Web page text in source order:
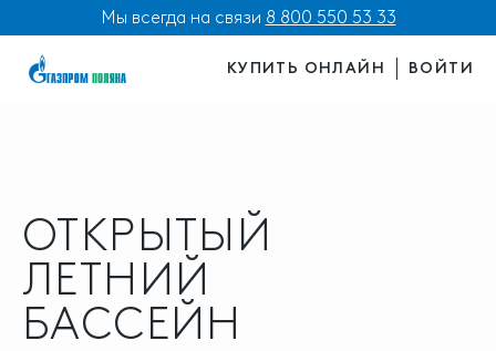
Мы всегда на связи 8 800 550 53 33
КУПИТЬ ОНЛАЙН ВОЙТИ
ОТКРЫТЫЙ
ЛЕТНИЙ
БАССЕЙН